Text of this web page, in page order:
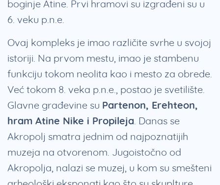
boginje Atine. Prvi hramovi su izgrađeni su u
6. veku p.n.e.
Ovaj kompleks je imao različite svrhe u svojoj
istoriji. Na prvom mestu, imao je stambenu
funkciju tokom neolita kao i mesto za obrede.
Već tokom 8. veka p.n.e., postao je svetilište.
Glavne građevine su Partenon, Erehteon,
hram Atine Nike i Propileja. Danas se
Akropolj smatra jednim od najpoznatijih
muzeja na otvorenom. Jugoistočno od
Akropolja, nalazi se muzej, u kom su smešteni